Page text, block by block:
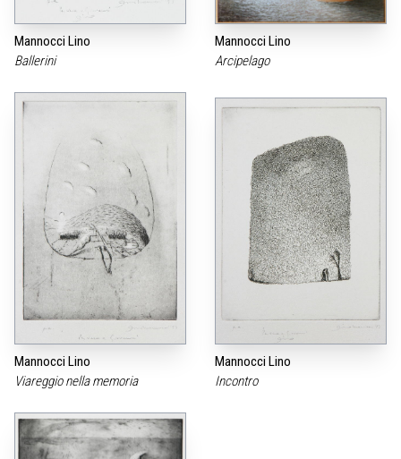
Mannocci Lino
Ballerini
Mannocci Lino
Arcipelago
Mannocci Lino
Viareggio nella memoria
Mannocci Lino
Incontro